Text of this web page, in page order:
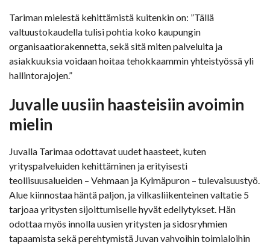
Tariman mielestä kehittämistä kuitenkin on: ”Tällä
valtuustokaudella tulisi pohtia koko kaupungin
organisaatiorakennetta, sekä sitä miten palveluita ja
asiakkuuksia voidaan hoitaa tehokkaammin yhteistyössä yli
hallintorajojen.”
Juvalle uusiin haasteisiin avoimin
mielin
Juvalla Tarimaa odottavat uudet haasteet, kuten
yrityspalveluiden kehittäminen ja erityisesti
teollisuusalueiden – Vehmaan ja Kylmäpuron – tulevaisuustyö.
Alue kiinnostaa häntä paljon, ja vilkasliikenteinen valtatie 5
tarjoaa yritysten sijoittumiselle hyvät edellytykset. Hän
odottaa myös innolla uusien yritysten ja sidosryhmien
tapaamista sekä perehtymistä Juvan vahvoihin toimialoihin